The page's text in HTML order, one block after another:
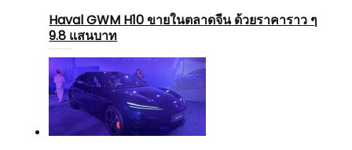
Haval GWM H10 ขายในตลาดจีน ด้วยราคาราว ๆ
9.8 แสนบาท